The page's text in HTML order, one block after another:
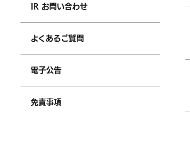
IR お問い合わせ
よくあるご質問
電子公告
免責事項